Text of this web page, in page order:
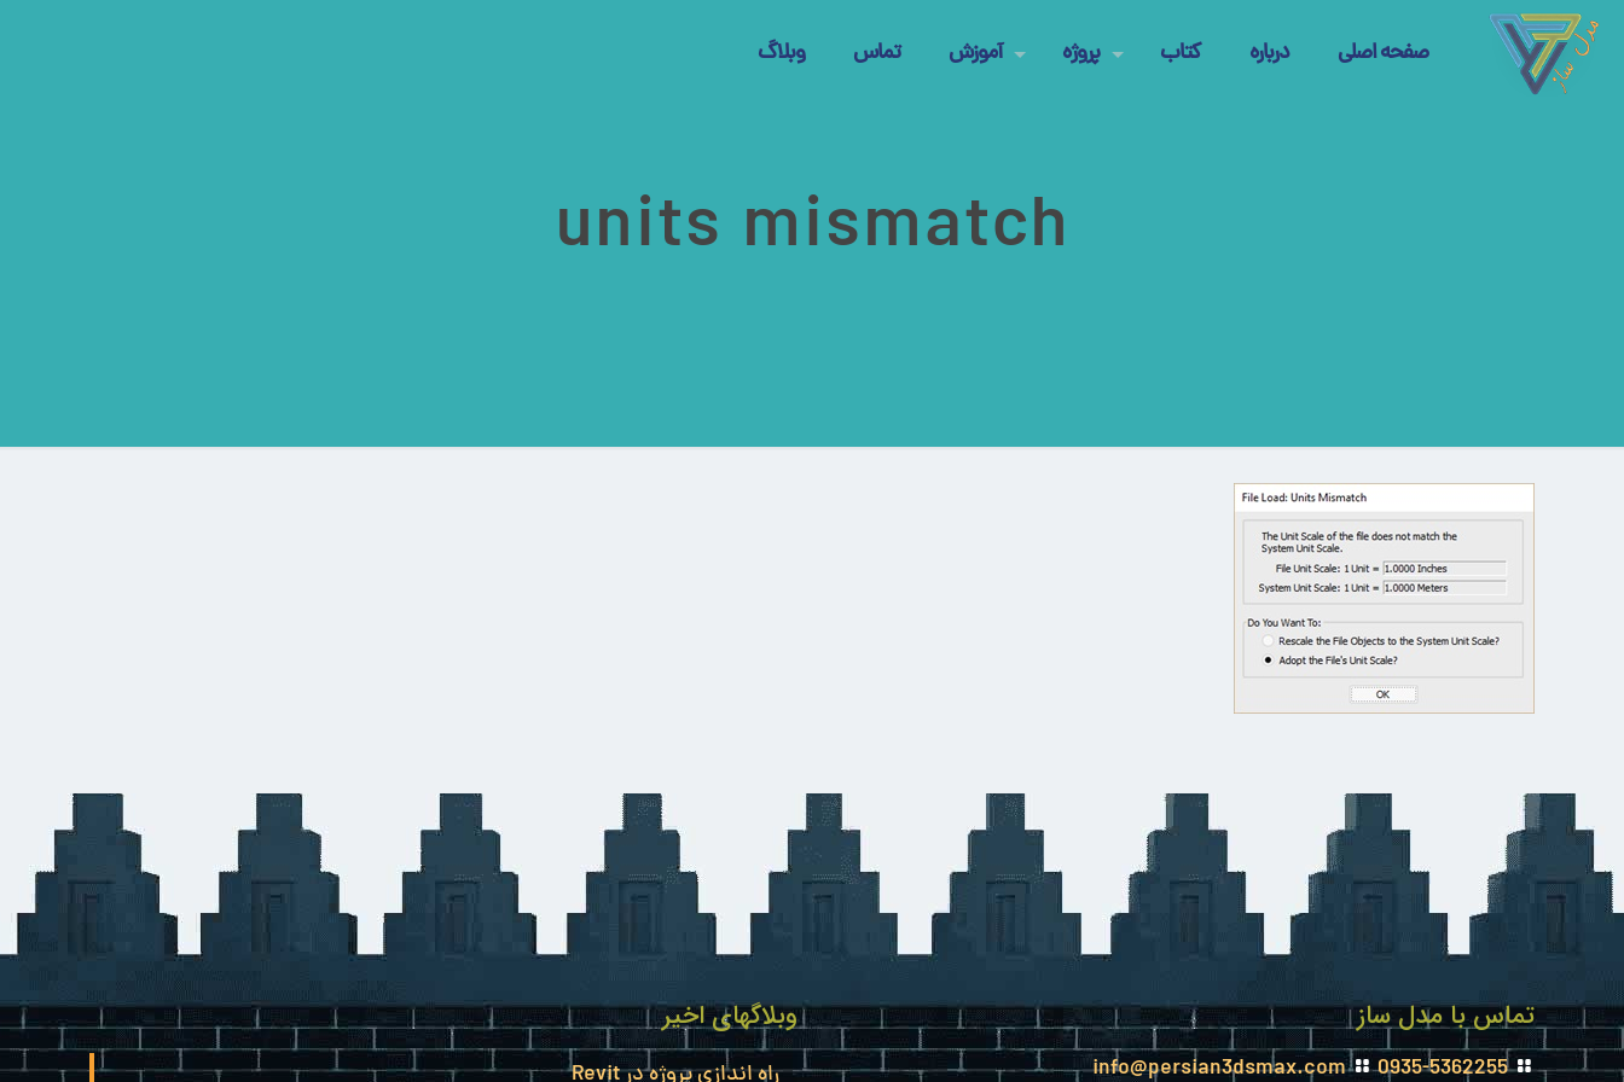
صفحه اصلی درباره کتاب پروژه آموزش تماس وبلاگ
units mismatch
تماس با مدل ساز
0935-5362255
info@persian3dsmax.com
وبلاگهای اخیر
راه اندازی پروژه در Revit